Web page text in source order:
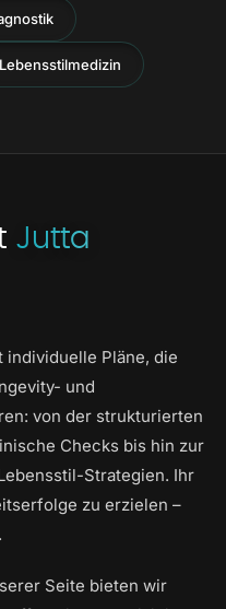
Lebensstilmedizin
Jutta
Pläne, die
und
von der strukturierten
Checks bis hin zur
Strategien. Ihr
zu erzielen –
Seite bieten wir